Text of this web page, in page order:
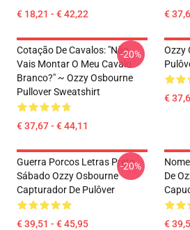
€ 18,21 - € 42,22 €
Cotação De Cavalos: "Não
Vais Montar O Meu Cavalo
Branco?" ~ Ozzy Osbourne
Pullover Sweatshirt
€ 37,67 - € 44,11
-20%
Ozzy
€
Guerra Porcos Letras Preto
Sábado Ozzy Osbourne
Capturador De Pulôver
€ 39,51 - € 45,95
-20%
De
€